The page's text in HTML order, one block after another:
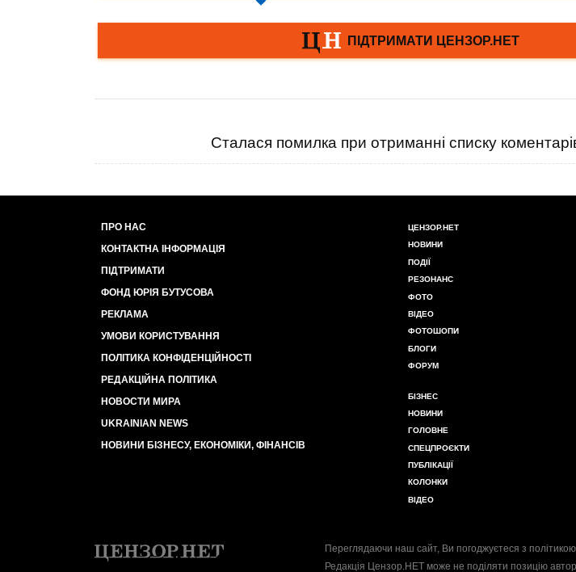
Сталася помилка при отриманні списку
ПРО НАС
КОНТАКТНА ІНФОРМАЦІЯ
ПІДТРИМАТИ
ФОНД ЮРІЯ БУТУСОВА
РЕКЛАМА
УМОВИ КОРИСТУВАННЯ
ПОЛІТИКА КОНФІДЕНЦІЙНОСТІ
РЕДАКЦІЙНА ПОЛІТИКА
НОВОСТИ МИРА
UKRAINIAN NEWS
НОВИНИ БІЗНЕСУ, ЕКОНОМІКИ, ФІНАНСІВ
ЦЕНЗОР.НЕТ
НОВИНИ
ПОДІЇ
РЕЗОНАНС
ФОТО
ВІДЕО
ФОТОШОПИ
БЛОГИ
ФОРУМ
БІЗНЕС
НОВИНИ
ГОЛОВНЕ
СПЕЦПРОЄКТИ
ПУБЛІКАЦІЇ
КОЛОНКИ
ВІДЕО
Переглядаючи наш сайт, Ви погоджуєтеся з
Редакція Цензор.НЕТ може не поділяти позицію